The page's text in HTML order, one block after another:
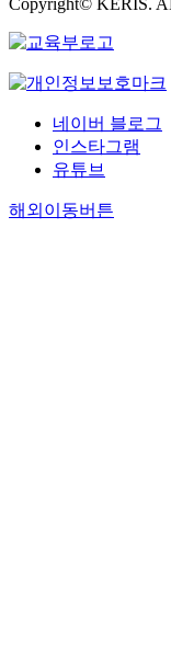
Copyright© KERIS.
네이버 블로그
인스타그램
유튜브
해외이동버튼